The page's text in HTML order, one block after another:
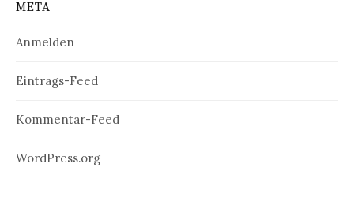
META
Anmelden
Eintrags-Feed
Kommentar-Feed
WordPress.org